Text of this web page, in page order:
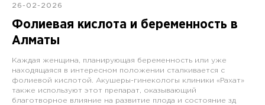
26-02-2026
Фолиевая кислота и беременность в
Алматы
Каждая женщина, планирующая беременность или уже
находящаяся в интересном положении сталкивается с
фолиевой кислотой. Акушеры-гинекологы клиники «Рахат»
также используют этот препарат, оказывающий
благотворное влияние на развитие плода и состояние зд